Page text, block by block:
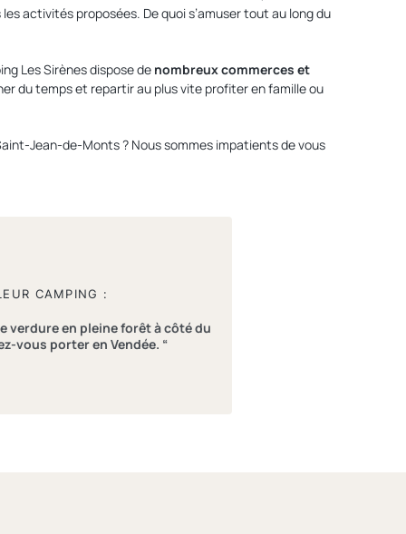
activités proposées. De quoi s’amuser tout au long du
Les Sirènes dispose de nombreux commerces et
du temps et repartir au plus vite profiter en famille ou
Jean-de-Monts ? Nous sommes impatients de vous
CAMPING :
verdure en pleine forêt à côté du
vous porter en Vendée. “